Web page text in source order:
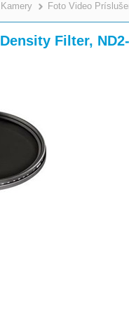
>
Foto Video
Filter,